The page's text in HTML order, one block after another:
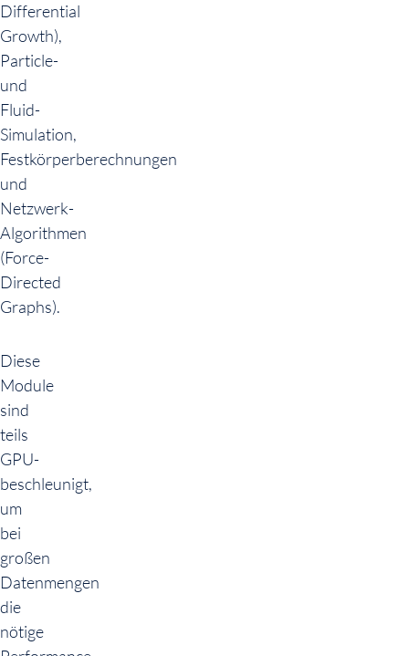
Differential
Growth),
Particle-
und
Fluid-
Simulation,
Festkörperberechnungen
und
Netzwerk-
Algorithmen
(Force-
Directed
Graphs).
Diese
Module
sind
teils
GPU-
beschleunigt,
um
bei
großen
Datenmengen
die
nötige